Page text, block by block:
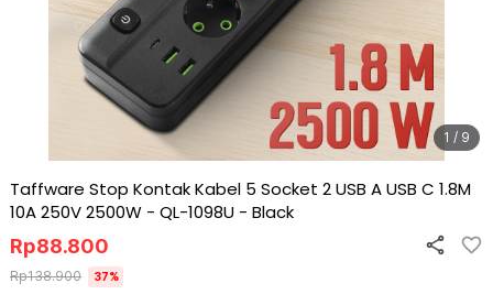
1 / 9
Taffware Stop Kontak Kabel 5 Socket 2 USB A USB C 1.8M
10A 250V 2500W - QL-1098U - Black
Rp88.800
Rp138.900 37%